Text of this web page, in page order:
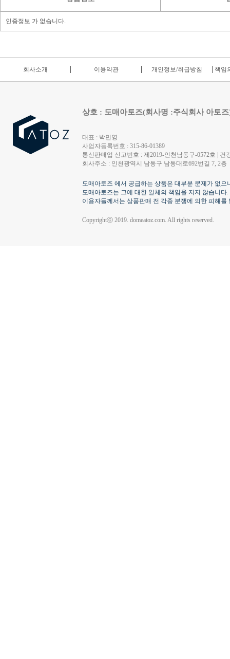
인증정보 가 없습니다.
회사소개 이용약관 개인정보/취급방침 책임
상호 : 도매아토즈(회사명 :주식회사 아토
대표 : 박민영
사업자등록번호 : 315-86-01389
통신판매업 신고번호 : 제2019-인천남동구-0572호 | 건
회사주소 : 인천광역시 남동구 남동대로692번길 7, 2층
도매아토즈 에서 공급하는 상품은 대부분 문제가 없
도매아토즈는 그에 대한 일체의 책임을 지지 않습니다.
이용자들께서는 상품판매 전 각종 분쟁에 의한 피해
Copyrightⓒ 2019. domeatoz.com. All rights reserved.